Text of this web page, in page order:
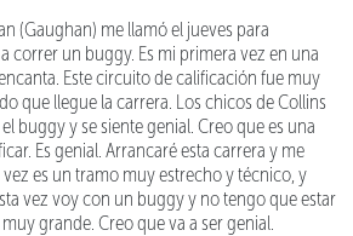
(Gaughan) me llamó el jueves para
correr un buggy. Es mi primera vez en una
Este circuito de calificación fue muy
que llegue la carrera. Los chicos de Collins
buggy y se siente genial. Creo que es una
Es genial. Arrancaré esta carrera y me
vez es un tramo muy estrecho y técnico, y
vez voy con un buggy y no tengo que estar
grande. Creo que va a ser genial.